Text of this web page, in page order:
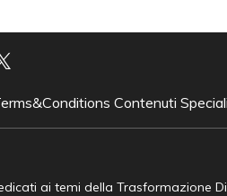
Contenuti
ai temi della Trasformazione